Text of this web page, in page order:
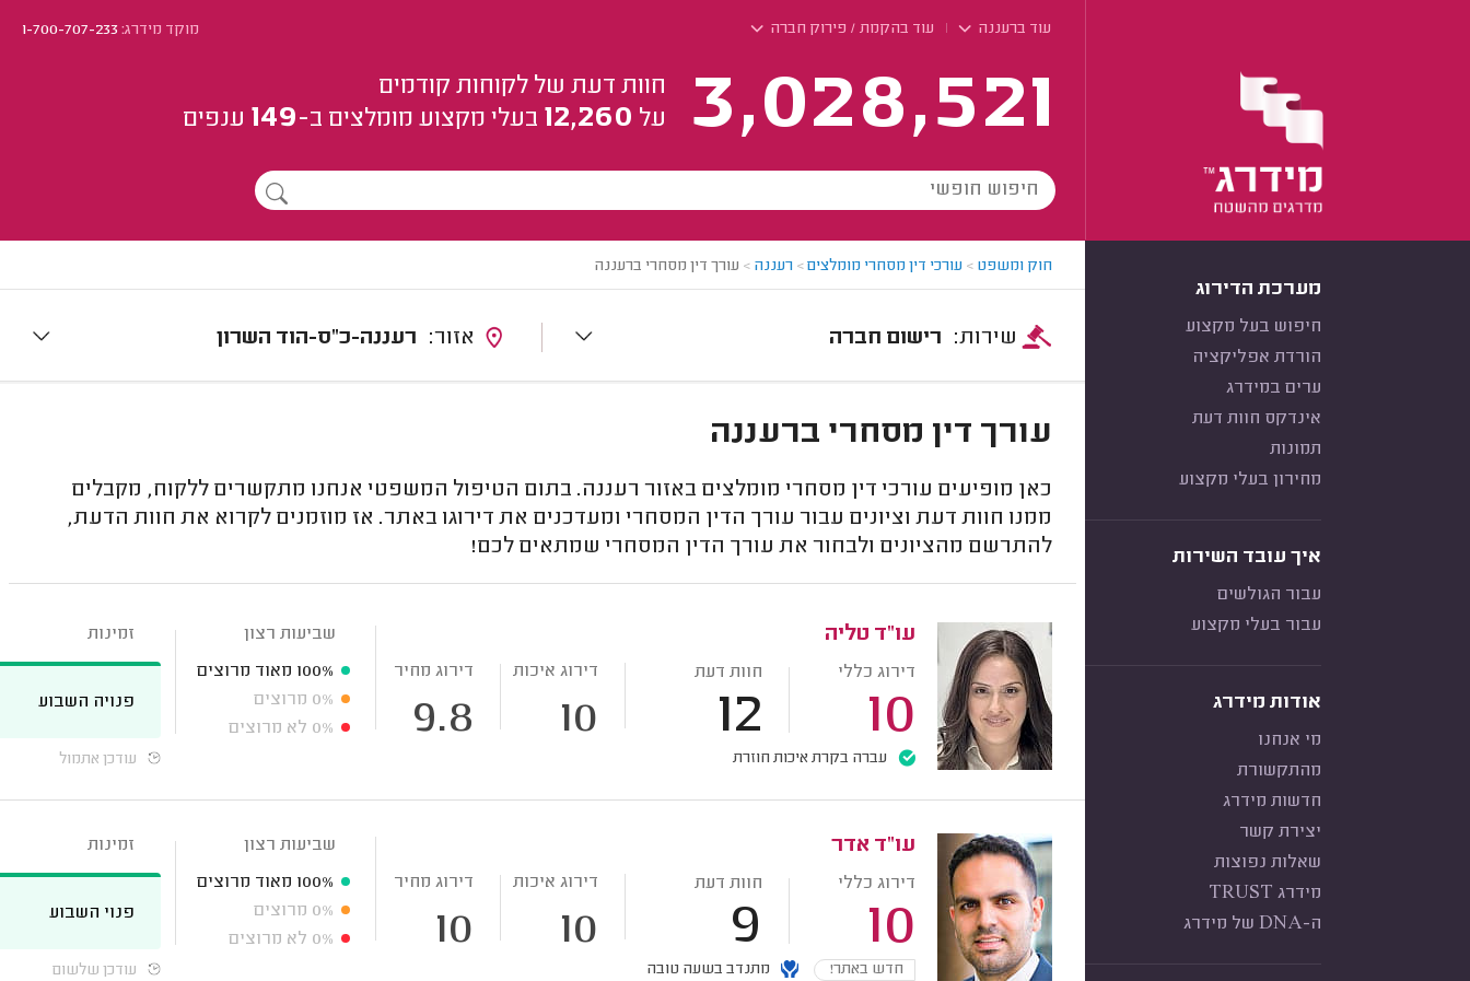
עוד ברעננה עוד בהקמת / פירוק חברה מוקד מידרג:1-700-707-233
3,028,521
חוות דעת של לקוחות קודמים
על 12,260 בעלי מקצוע מומלצים ב-149 ענפים
מערכת הדירוג
חיפוש בעל מקצוע
הורדת אפליקציה
ערים במידרג
אינדקס חוות דעת
תמונות
מחירון בעלי מקצוע
איך עובד השירות
עבור הגולשים
עבור בעלי מקצוע
אודות מידרג
מי אנחנו
מהתקשורת
חדשות מידרג
יצירת קשר
שאלות נפוצות
מידרג TRUST
ה-DNA של מידרג
חוק ומשפט > עורכי דין מסחרי מומלצים> רעננה > עורך דין מסחרי ברעננה
רישום חברה רעננה-כ"ס-הוד השרון
עורך דין מסחרי ברעננה
כאן מופיעים עורכי דין מסחרי מומלצים באזור רעננה. בתום הטיפול המשפטי אנחנו מתקשרים ללקוח, מקבלים
ממנו חוות דעת וציונים עבור עורך הדין המסחרי ומעדכנים את דירוגו באתר. אז מוזמנים לקרוא את חוות הדעת,
להתרשם מהציונים ולבחור את עורך הדין המסחרי שמתאים לכם!
עו"ד טליה
דירוג כללי
10
חוות דעת
12
דירוג איכות
10
דירוג מחיר
9.8
עברה בקרת איכות חוזרת
שביעות רצון
100% מאוד מרוצים
0% מרוצים
0% לא מרוצים
זמינות
פנויה השבוע
עודכן אתמול
עו"ד אדר
דירוג כללי
10
חוות דעת
9
דירוג איכות
10
דירוג מחיר
10
חדש באתר! מתנדב בשעה טובה
שביעות רצון
100% מאוד מרוצים
0% מרוצים
0% לא מרוצים
זמינות
פנוי השבוע
עודכן שלשום